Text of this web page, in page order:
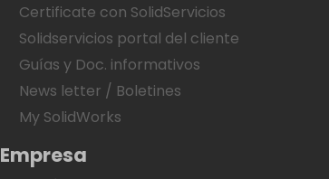
Certificate con SolidServicios
Solidservicios portal del cliente
Guías y Doc. informativos
News letter / Boletines
My SolidWorks
Empresa